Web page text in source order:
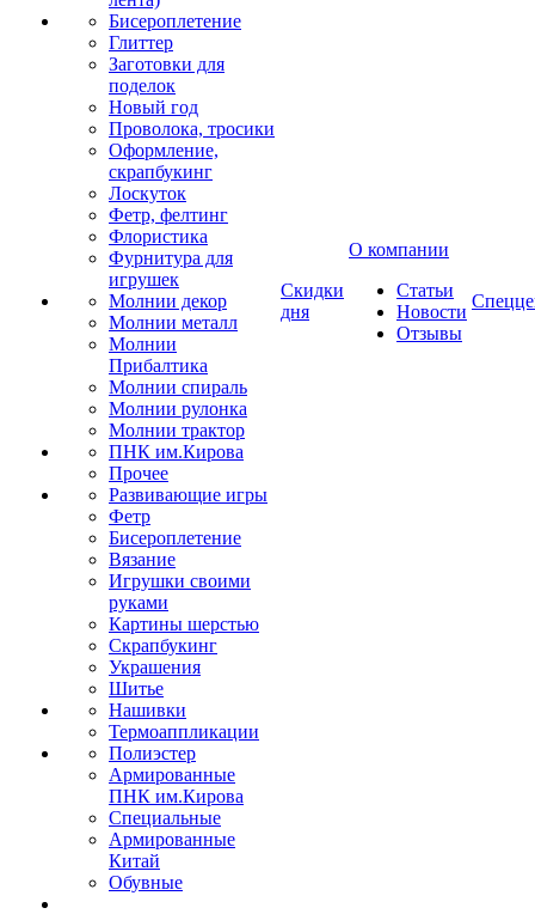
Бисероплетение
Глиттер
Заготовки для
поделок
Новый год
Проволока, тросики
Оформление,
скрапбукинг
Лоскуток
Фетр, фелтинг
Флористика
Фурнитура для
игрушек
Молнии декор
Молнии металл
Молнии
Прибалтика
Молнии спираль
Молнии рулонка
Молнии трактор
ПНК им.Кирова
Прочее
Развивающие игры
Фетр
Бисероплетение
Вязание
Игрушки своими
руками
Картины шерстью
Скрапбукинг
Украшения
Шитье
Нашивки
Термоаппликации
Полиэстер
Армированные
ПНК им.Кирова
Специальные
Армированные
Китай
Обувные
Скидки
дня
О компании
Статьи
Новости
Отзывы